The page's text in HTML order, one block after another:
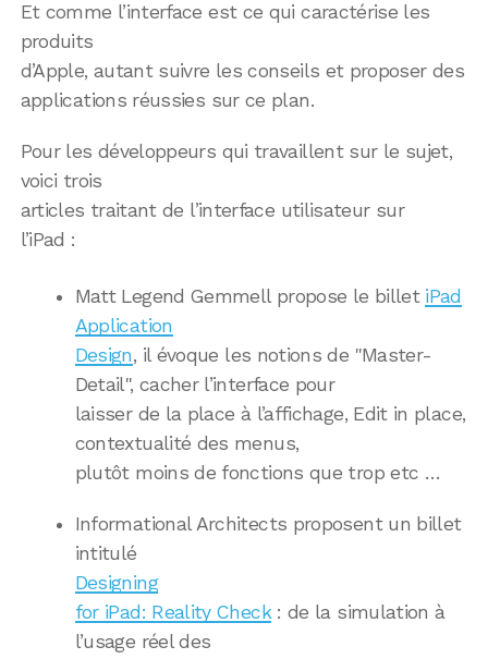
Et comme l’interface est ce qui caractérise les
produits
d’Apple, autant suivre les conseils et proposer des
applications réussies sur ce plan.
Pour les développeurs qui travaillent sur le sujet,
voici trois
articles traitant de l’interface utilisateur sur
l’iPad :
Matt Legend Gemmell propose le billet iPad
Application
Design, il évoque les notions de "Master-
Detail", cacher l’interface pour
laisser de la place à l’affichage, Edit in place,
contextualité des menus,
plutôt moins de fonctions que trop etc …
Informational Architects proposent un billet
intitulé
Designing
for iPad: Reality Check: de la simulation à
l’usage réel des